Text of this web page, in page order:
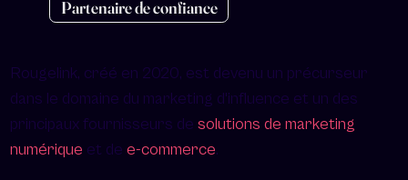
Rougelink, créé en 2020, est devenu un précurseur
dans le domaine du marketing d'influence et un des
principaux fournisseurs desolutions de marketing
numérique et dee-commerce.
Partenaire de confiance